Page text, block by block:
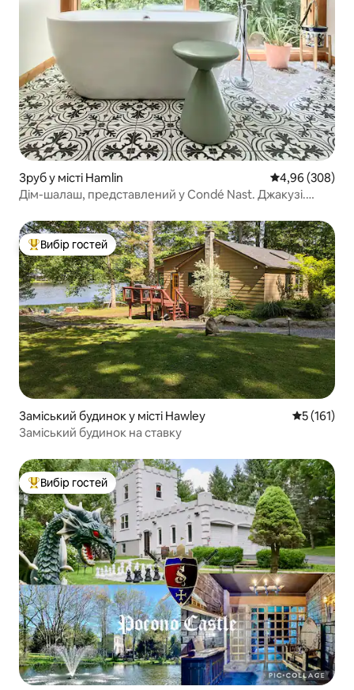
Зруб у місті Hamlin Середня
4,96 (308)
Дім-шалаш, представлений у Condé Nast. Джакузі.
Топ вибір гостей
Вибір гостей
Заміський будинок у місті Hawley Середня
5 (161)
Заміський будинок на ставку
Топ вибір гостей
Вибір гостей